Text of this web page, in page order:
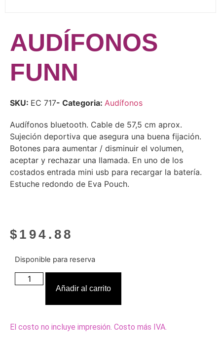
AUDÍFONOS
FUNN
SKU: EC 717- Categoria: Audífonos
Audífonos bluetooth. Cable de 57,5 cm aprox.
Sujeción deportiva que asegura una buena fijación.
Botones para aumentar / disminuir el volumen,
aceptar y rechazar una llamada. En uno de los
costados entrada mini usb para recargar la batería.
Estuche redondo de Eva Pouch.
$ 194.88
Disponible para reserva
AUDÍFONOS
FUNN
Añadir al carrito
El costo no incluye impresión. Costo más IVA.